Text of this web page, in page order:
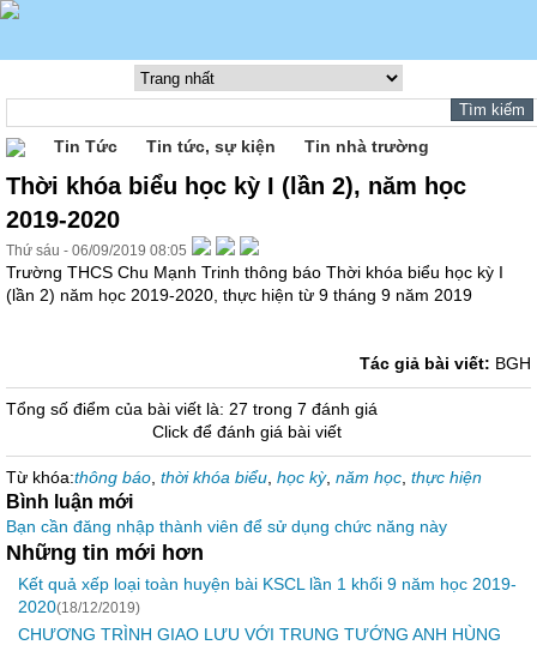
Tin Tức Tin tức, sự kiện Tin nhà trường
Thời khóa biểu học kỳ I (lần 2), năm học
2019-2020
Thứ sáu - 06/09/2019 08:05
Trường THCS Chu Mạnh Trinh thông báo Thời khóa biểu học kỳ I
(lần 2) năm học 2019-2020, thực hiện từ 9 tháng 9 năm 2019
Tác giả bài viết: BGH
Tổng số điểm của bài viết là: 27 trong 7 đánh giá
Click để đánh giá bài viết
Từ khóa:thông báo thời khóa biểu học kỳ, năm học thực hiện
Bình luận mới
Bạn cần đăng nhập thành viên để sử dụng chức năng này
Những tin mới hơn
Kết quả xếp loại toàn huyện bài KSCL lần 1 khối 9 năm học 2019-
2020(18/12/2019)
CHƯƠNG TRÌNH GIAO LƯU VỚI TRUNG TƯỚNG ANH HÙNG